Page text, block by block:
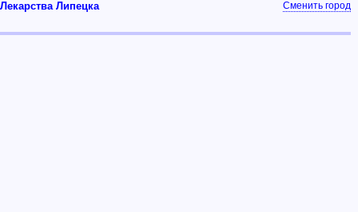
Лекарства Липецка Сменить город